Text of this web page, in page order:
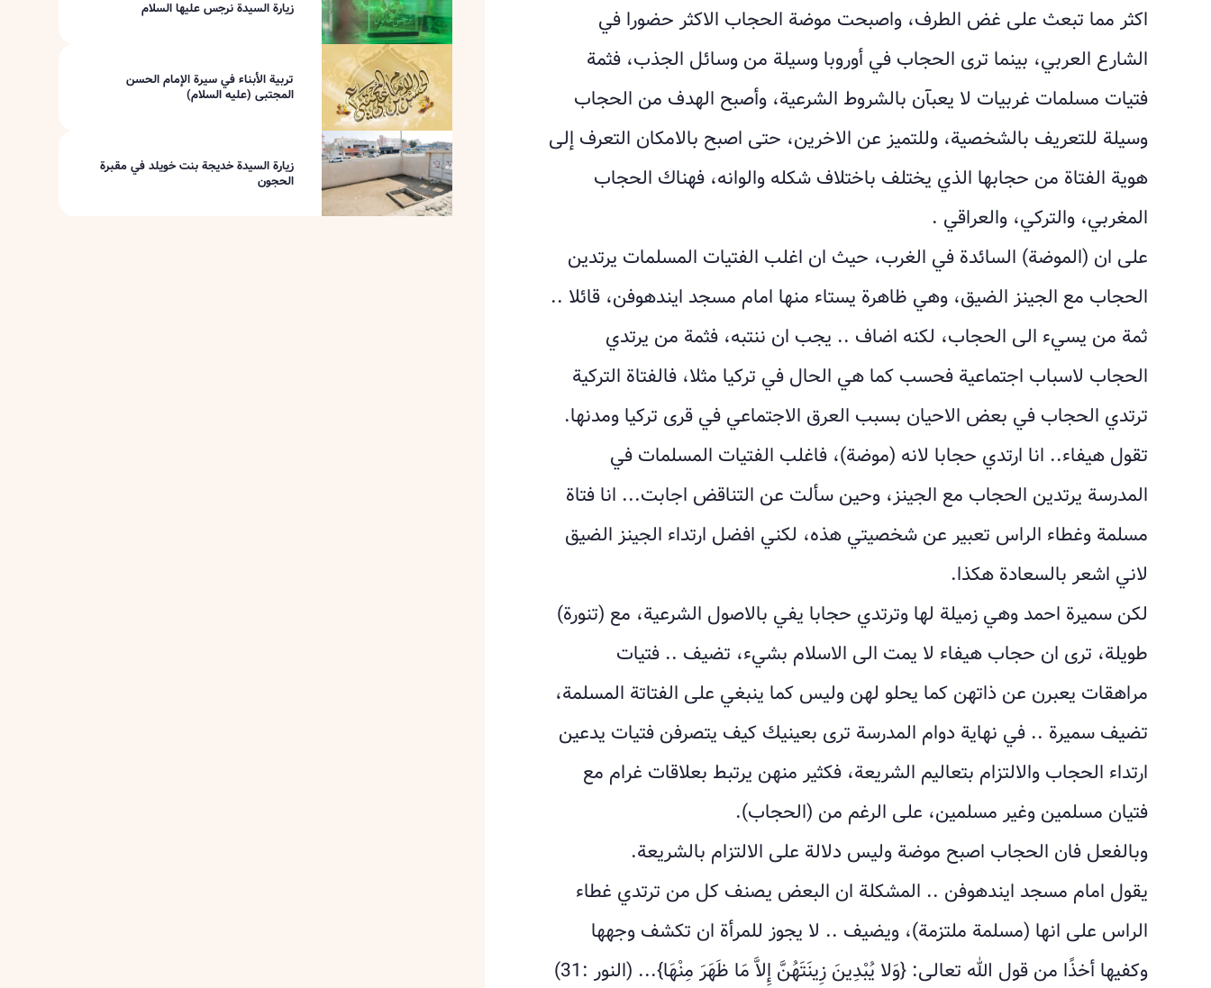
اكثر مما تبعث على غض الطرف، واصبحت موضة الحجاب الاكثر حضورا في
الشارع العربي، بينما ترى الحجاب في أوروبا وسيلة من وسائل الجذب، فثمة
فتيات مسلمات غربيات لا يعبآن بالشروط الشرعية، وأصبح الهدف من الحجاب
وسيلة للتعريف بالشخصية، وللتميز عن الاخرين، حتى اصبح بالامكان التعرف إلى
هوية الفتاة من حجابها الذي يختلف باختلاف شكله والوانه، فهناك الحجاب
المغربي، والتركي، والعراقي .
على ان (الموضة) السائدة في الغرب، حيث ان اغلب الفتيات المسلمات يرتدين
الحجاب مع الجينز الضيق، وهي ظاهرة يستاء منها امام مسجد ايندهوفن، قائلا ..
ثمة من يسيء الى الحجاب، لكنه اضاف .. يجب ان ننتبه، فثمة من يرتدي
الحجاب لاسباب اجتماعية فحسب كما هي الحال في تركيا مثلا، فالفتاة التركية
ترتدي الحجاب في بعض الاحيان بسبب العرق الاجتماعي في قرى تركيا ومدنها.
تقول هيفاء.. انا ارتدي حجابا لانه (موضة)، فاغلب الفتيات المسلمات في
المدرسة يرتدين الحجاب مع الجينز، وحين سألت عن التناقض اجابت... انا فتاة
مسلمة وغطاء الراس تعبير عن شخصيتي هذه، لكني افضل ارتداء الجينز الضيق
لاني اشعر بالسعادة هكذا.
لكن سميرة احمد وهي زميلة لها وترتدي حجابا يفي بالاصول الشرعية، مع (تنورة)
طويلة، ترى ان حجاب هيفاء لا يمت الى الاسلام بشيء، تضيف .. فتيات
مراهقات يعبرن عن ذاتهن كما يحلو لهن وليس كما ينبغي على الفتاتة المسلمة،
تضيف سميرة .. في نهاية دوام المدرسة ترى بعينيك كيف يتصرفن فتيات يدعين
ارتداء الحجاب والالتزام بتعاليم الشريعة، فكثير منهن يرتبط بعلاقات غرام مع
فتيان مسلمين وغير مسلمين، على الرغم من (الحجاب).
وبالفعل فان الحجاب اصبح موضة وليس دلالة على الالتزام بالشريعة.
يقول امام مسجد ايندهوفن .. المشكلة ان البعض يصنف كل من ترتدي غطاء
الراس على انها (مسلمة ملتزمة)، ويضيف .. لا يجوز للمرأة ان تكشف وجهها
وكفيها أخذًا من قول الله تعالى: {وَلا يُبْدِينَ زِينَتَهُنَّ إِلاَّ مَا ظَهَرَ مِنْهَا}... (النور :31)
زيارة السيدة نرجس عليها السلام
تربية الأبناء في سيرة الإمام الحسن
المجتبى (عليه السلام)
زيارة السيدة خديجة بنت خويلد في مقبرة
الحجون